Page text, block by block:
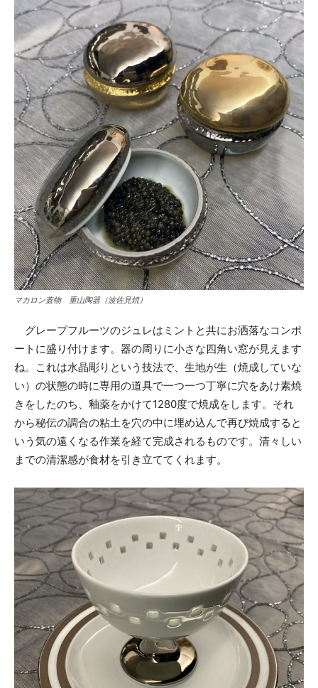
マカロン蓋物 重山陶器（波佐見焼）
グレープフルーツのジュレはミントと共にお洒落なコンポ
ートに盛り付けます。器の周りに小さな四角い窓が見えます
ね。これは水晶彫りという技法で、生地が生（焼成していな
い）の状態の時に専用の道具で一つ一つ丁寧に穴をあけ素焼
きをしたのち、釉薬をかけて1280度で焼成をします。それ
から秘伝の調合の粘土を穴の中に埋め込んで再び焼成すると
いう気の遠くなる作業を経て完成されるものです。清々しい
までの清潔感が食材を引き立ててくれます。